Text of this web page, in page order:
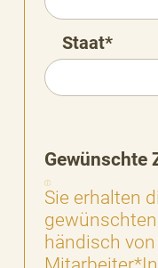
Staat*
Gewünschte
Sie erhalten
händisch